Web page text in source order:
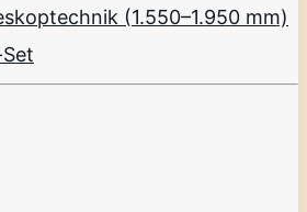
(1.550–1.950 mm)